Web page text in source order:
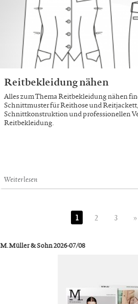
Reitbekleidung nähen
Alles zum Thema Reitbekleidung nähen
Schnittmuster für Reithose und
Schnittkonstruktion und professionellen
Reitbekleidung.
Weiterlesen
1 2 3 »
M. Müller & Sohn 2026-07/08